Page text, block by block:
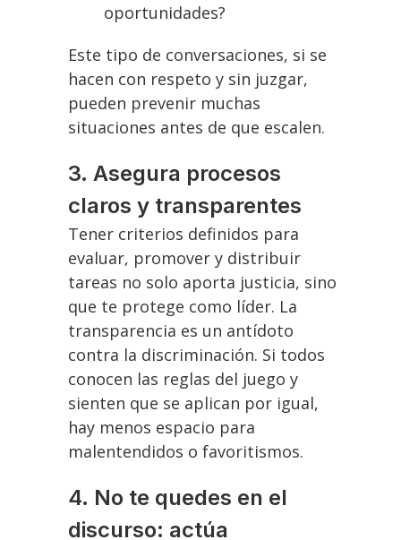
oportunidades?
Este tipo de conversaciones, si se
hacen con respeto y sin juzgar,
pueden prevenir muchas
situaciones antes de que escalen.
3. Asegura procesos
claros y transparentes
Tener criterios definidos para
evaluar, promover y distribuir
tareas no solo aporta justicia, sino
que te protege como líder. La
transparencia es un antídoto
contra la discriminación. Si todos
conocen las reglas del juego y
sienten que se aplican por igual,
hay menos espacio para
malentendidos o favoritismos.
4. No te quedes en el
discurso: actúa